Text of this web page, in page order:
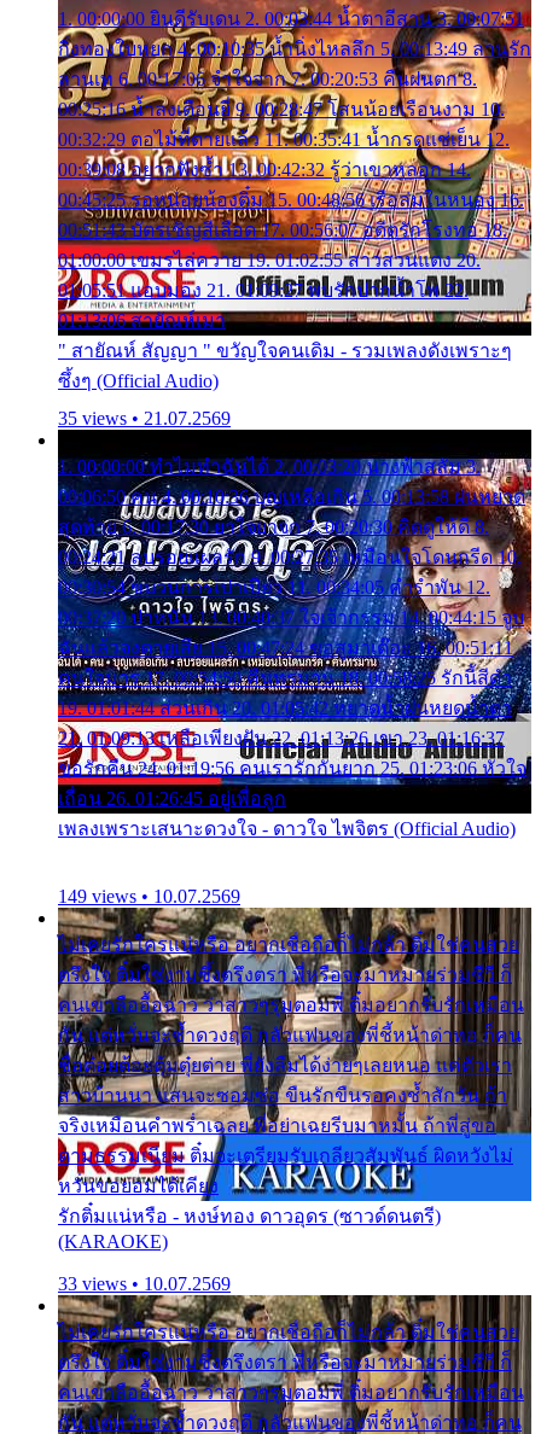
1. 00:00:00 ยินดีรับเดน 2. 00:03:44 น้ำตาอีสาน 3. 00:07:51
กิ่งทองใบหยก 4. 00:10:35 น้ำนิ่งไหลลึก 5. 00:13:49 ลานรัก
ลานเท 6. 00:17:06 จำใจจาก 7. 00:20:53 คืนฝนตก 8.
00:25:16 น้ำลงเดือนยี่ 9. 00:28:47 โสนน้อยเรือนงาม 10.
00:32:29 ตอไม้ที่ตายแล้ว 11. 00:35:41 น้ำกรดแช่เย็น 12.
00:39:08 อยากฟังซ้ำ 13. 00:42:32 รู้ว่าเขาหลอก 14.
00:45:25 รอหน่อยน้องติ๋ม 15. 00:48:56 เรือล่มในหนอง 16.
00:51:43 บัตรเชิญสีเลือด 17. 00:56:07 อดีตรักโรงทอ 18.
01:00:00 เขมรไล่ควาย 19. 01:02:55 สาวสวนแตง 20.
01:05:51 แอบมอง 21. 01:09:27 พบรักปากน้ำโพ 22.
01:13:06 สายัณห์เมา
" สายัณห์ สัญญา " ขวัญใจคนเดิม - รวมเพลงดังเพราะๆ
ซึ้งๆ (Official Audio)
35 views • 21.07.2569
1. 00:00:00 ทำไมทำฉันได้ 2. 00:03:20 นางฟ้าสลัม 3.
00:06:50 คน 4. 00:10:36 บุญเหลือเกิน 5. 00:13:58 ฝนหยาด
สุดท้าย 6. 00:17:30 ยาใจยาจก 7. 00:20:30 คิดดูให้ดี 8.
00:24:21 ลบรอยแผลรัก 9. 00:27:35 เหมือนใจโดนกรีด 10.
00:30:54 ขบวนการเปาเปียว 11. 00:34:05 คำรำพัน 12.
00:37:20 ปาหนัน 13. 00:40:37 ใจเจ้ากรรม 14. 00:44:15 จูบ
ฉันแล้วจงตายเสีย 15. 00:47:24 ขอสูมาเต๊อะ 16. 00:51:11
คนใจมาร 17. 00:54:50 คืนทรมาน 18. 00:58:25 รักนี้สีดำ
19. 01:01:44 ส่วนเกิน 20. 01:05:42 หยาดน้ำฝนหยดน้ำตา
21. 01:09:13 เหลือเพียงฝัน 22. 01:13:26 เขา 23. 01:16:37
ขอรักคืน 24. 01:19:56 คนเรารักกันยาก 25. 01:23:06 หัวใจ
เถื่อน 26. 01:26:45 อยู่เพื่อลูก
เพลงเพราะเสนาะดวงใจ - ดาวใจ ไพจิตร (Official Audio)
149 views • 10.07.2569
ไม่เคยรักใครแน่หรือ อยากเชื่อถือก็ไม่กล้า ติ๋มใช่คนสวย
ตรึงใจ ติ๋มใช่งามซึ้งตรึงตรา พี่หรือจะมาหมายร่วมชีวี ก็
คนเขาลืออื้อฉาว ว่าสาวๆรุมตอมพี่ ติ๋มอยากรับรักเหมือน
กัน แต่หวั่นจะช้ำดวงฤดี กลัวแฟนของพี่ชี้หน้าด่าทอ ก็คน
ชื่อต๋อยต้อยตุ้มตุ๋ยต่าย พี่ยังลืมได้ง่ายๆเลยหนอ แค่ตัวเรา
สาวบ้านนา แสนจะซอมซ่อ ขืนรักขืนรอคงช้ำสักวัน ถ้า
จริงเหมือนคำพร่ำเฉลย พี่อย่าเฉยรีบมาหมั้น ถ้าพี่สู่ขอ
ตามธรรมเนียม ติ๋มจะเตรียมรับเกลียวสัมพันธ์ ผิดหวังไม่
หวั่นขอยอมได้เคียง
รักติ๋มแน่หรือ - หงษ์ทอง ดาวอุดร (ซาวด์ดนตรี)
(KARAOKE)
33 views • 10.07.2569
ไม่เคยรักใครแน่หรือ อยากเชื่อถือก็ไม่กล้า ติ๋มใช่คนสวย
ตรึงใจ ติ๋มใช่งามซึ้งตรึงตรา พี่หรือจะมาหมายร่วมชีวี ก็
คนเขาลืออื้อฉาว ว่าสาวๆรุมตอมพี่ ติ๋มอยากรับรักเหมือน
กัน แต่หวั่นจะช้ำดวงฤดี กลัวแฟนของพี่ชี้หน้าด่าทอ ก็คน